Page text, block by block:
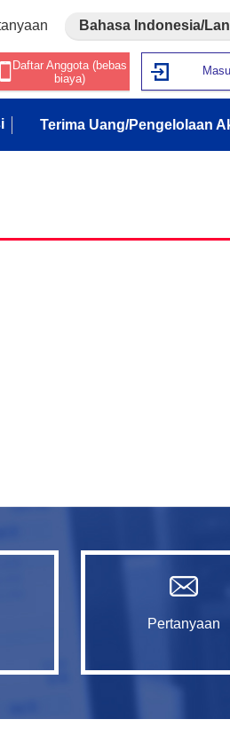
Bahasa Indonesia/
Daftar Anggota (bebas
biaya)
Terima Uang/Pengelolaan
Pertanyaan